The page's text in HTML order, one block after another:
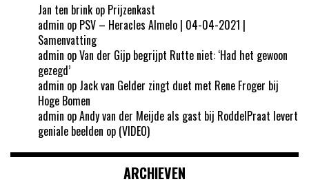
Jan ten brink op Prijzenkast
admin op PSV – Heracles Almelo | 04-04-2021 |
Samenvatting
admin opVan der Gijp begrijpt Rutte niet: ‘Had het gewoon
gezegd’
admin op Jack van Gelder zingt duet met Rene Froger bij
Hoge Bomen
admin opAndy van der Meijde als gast bij RoddelPraat levert
geniale beelden op (VIDEO)
ARCHIEVEN